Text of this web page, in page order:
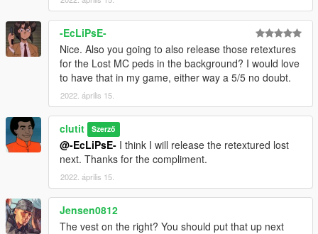
-EcLiPsE-
Nice. Also you going to also release those retextures
for the Lost MC peds in the background? I would love
to have that in my game, either way a 5/5 no doubt.
2022. április 15.
clutit Szerző
@-EcLiPsE- I think I will release the retextured lost
next. Thanks for the compliment.
2022. április 15.
Jensen0812
The vest on the right? You should put that up next